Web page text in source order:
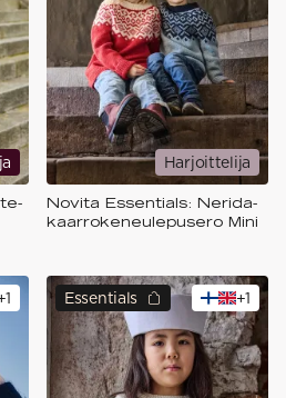
Harjoittelija
Novita Essentials: Nerida-
kaarrokeneulepusero Mini
1 +1
Essentials